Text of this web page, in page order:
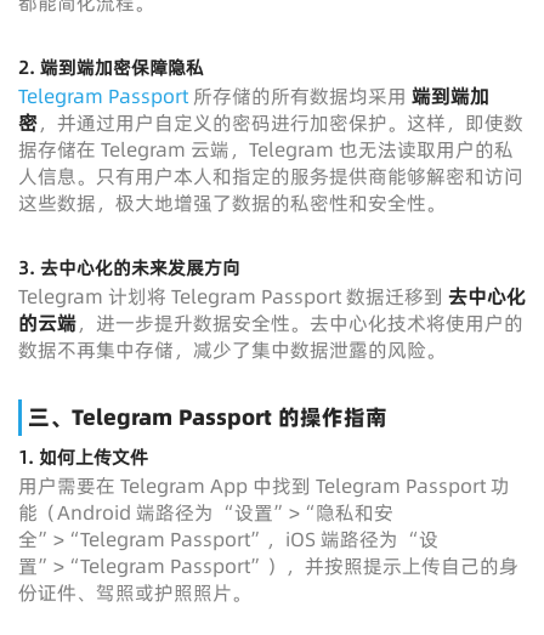
2. 端到端加密保障隐私
Telegram Passport 所存储的所有数据均采用 端到端加
密，并通过用户自定义的密码进行加密保护。这样，即使数
据存储在 Telegram 云端，Telegram 也无法读取用户的私
人信息。只有用户本人和指定的服务提供商能够解密和访问
这些数据，极大地增强了数据的私密性和安全性。
3. 去中心化的未来发展方向
Telegram 计划将 Telegram Passport 数据迁移到 去中心化
的云端，进一步提升数据安全性。去中心化技术将使用户的
数据不再集中存储，减少了集中数据泄露的风险。
三、Telegram Passport 的操作指南
1. 如何上传文件
用户需要在 Telegram App 中找到 Telegram Passport 功
能（Android 端路径为 “设置”>“隐私和安
全”>“Telegram Passport”，iOS 端路径为 “设
置”>“Telegram Passport”），并按照提示上传自己的身
份证件、驾照或护照照片。